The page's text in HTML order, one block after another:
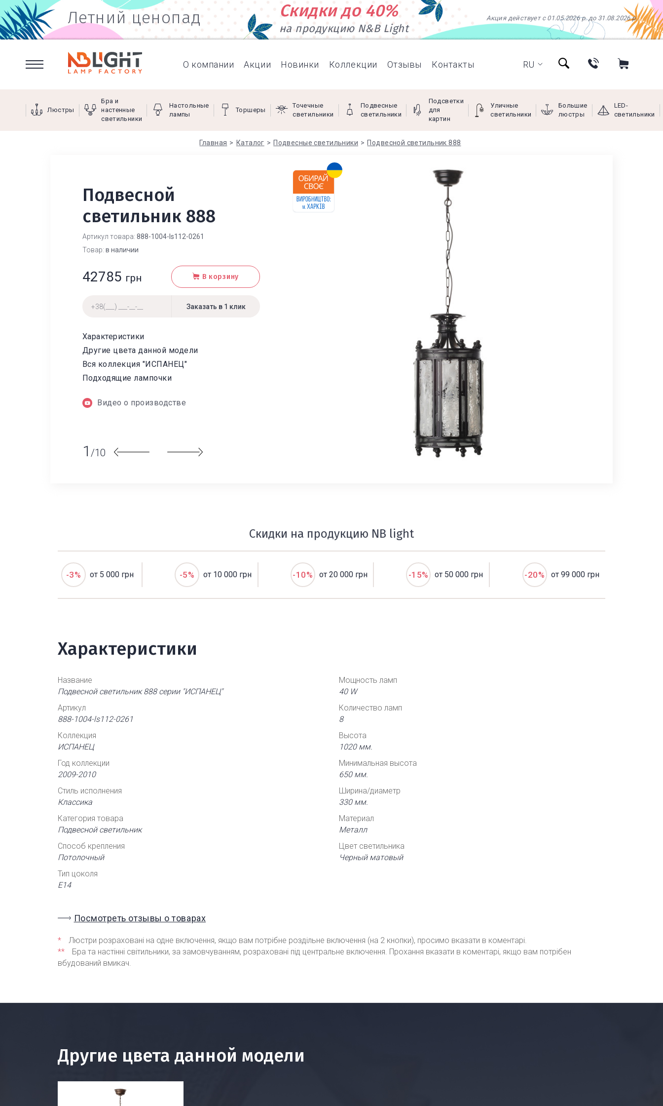
Летний ценопад Скидки до 40%
на продукцию N&B Light
Акция действует с 01.05.2026 р. до 31.08.2026 р.
О компании Акции Новинки Коллекции Отзывы Контакты RU
Люстры
Бра и
настенные
светильники
Настольные
лампы
Торшеры
Точечные
светильники
Подвесные
светильники
Подсветки
для
картин
Уличные
светильники
Большие
люстры
LED-
светильники
Главная Каталог Подвесные светильники Подвесной светильник 888
Подвесной
светильник 888
Артикул товара: 888-1004-ls112-0261
Товар: в наличии
42785 грн В корзину
Характеристики
Другие цвета данной модели
Вся коллекция "ИСПАНЕЦ"
Подходящие лампочки
Видео о производстве
1 /10
Скидки на продукцию NB light
-3% от 5 000 грн -5% от 10 000 грн -10% от 20 000 грн -15% от 50 000 грн -20% от 99 000 грн
Характеристики
Название
Подвесной светильник 888 серии "ИСПАНЕЦ"
Артикул
888-1004-ls112-0261
Коллекция
ИСПАНЕЦ
Год коллекции
2009-2010
Стиль исполнения
Классика
Категория товара
Подвесной светильник
Способ крепления
Потолочный
Тип цоколя
Е14
Мощность ламп
40 W
Количество ламп
8
Высота
1020 мм.
Минимальная высота
650 мм.
Ширина/диаметр
330 мм.
Материал
Металл
Цвет светильника
Черный матовый
Посмотреть отзывы о товарах
*
Люстри розраховані на одне включення, якщо вам потрібне роздільне включення (на 2 кнопки), просимо вказати в коментарі.
**
Бра та настінні світильники, за замовчуванням, розраховані під центральне включення. Прохання вказати в коментарі, якщо вам потрібен
вбудований вмикач.
Другие цвета данной модели